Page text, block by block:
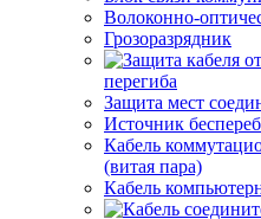
Волоконно-
Грозоразрядник
перегиба
Защита мест
Источник
Кабель
(витая пара)
Кабель